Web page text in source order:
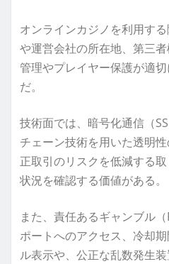
オンラインカジノを利用す
や運営会社の所在地、第三
管理やプレイヤー保護が適
だ。
技術面では、暗号化通信（
チェーン技術を用いた透明
正取引のリスクを低減する
状況を確認する価値がある。
また、責任あるギャンブル
ポートへのアクセス、冷却
ル表示や、公正な乱数発生